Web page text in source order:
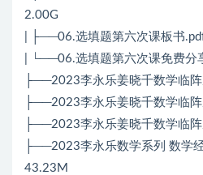
2.00G
| ├──06.选填题第六次课板书
| └──06.选填题第六次课免费分
├──2023李永乐姜晓千数学临
├──2023李永乐姜晓千数学临
├──2023李永乐姜晓千数学临
├──2023李永乐数学系列 数学
43.23M